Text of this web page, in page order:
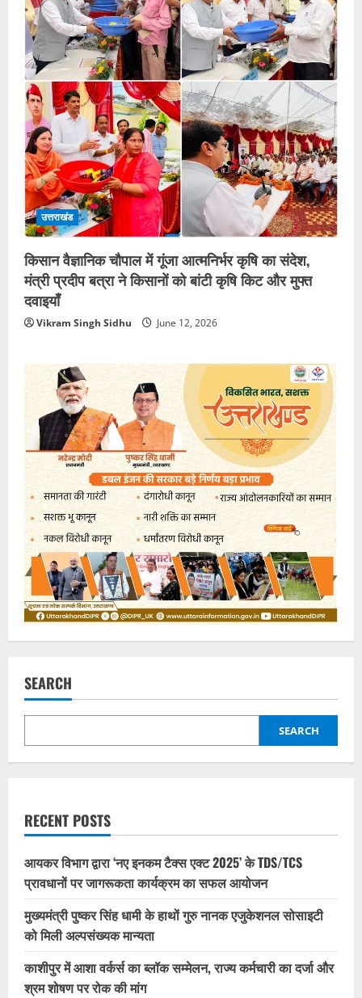
उत्तराखंड
किसान वैज्ञानिक चौपाल में गूंजा आत्मनिर्भर कृषि का संदेश,
मंत्री प्रदीप बत्रा ने किसानों को बांटी कृषि किट और मुफ्त
दवाइयाँ
Vikram Singh Sidhu June 12, 2026
SEARCH
SEARCH
RECENT POSTS
आयकर विभाग द्वारा ‘नए इनकम टैक्स एक्ट 2025’ के TDS/TCS
प्रावधानों पर जागरूकता कार्यक्रम का सफल आयोजन
मुख्यमंत्री पुष्कर सिंह धामी के हाथों गुरु नानक एजुकेशनल सोसाइटी
को मिली अल्पसंख्यक मान्यता
काशीपुर में आशा वर्कर्स का ब्लॉक सम्मेलन, राज्य कर्मचारी का दर्जा और
श्रम शोषण पर रोक की मांग